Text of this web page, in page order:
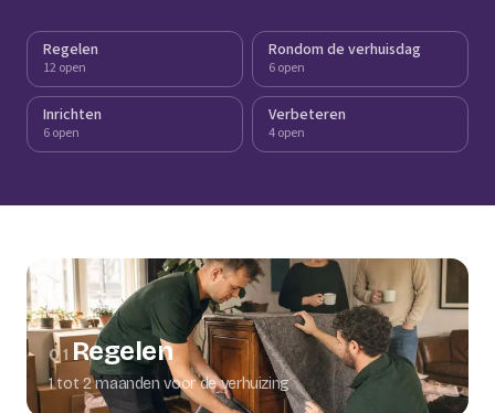
Regelen
12 open
Rondom de verhuisdag
6 open
Inrichten
6 open
Verbeteren
4 open
01 Regelen
1 tot 2 maanden voor de verhuizing